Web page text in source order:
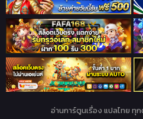
อ่านการ์ตูนเรื่อง แปลไทย ทุ